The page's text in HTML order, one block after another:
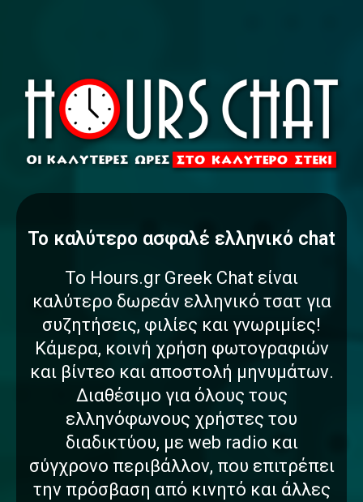
To καλύτερο ασφαλ ές ελληνικό
Το Hours.gr Greek Chat είναι
καλύτερο δωρεάν ελληνικό τσατ για
συζητήσεις, φιλίες και γνωριμίες!
Κάμερα, κοινή χρήση φωτογραφιών
και βίντεο και αποστολή μηνυμάτων.
Διαθέσιμο για όλους τους
ελληνόφωνους χρήστες του
διαδικτύου, με web radio και
σύγχρονο περιβάλλον, που επιτρέπει